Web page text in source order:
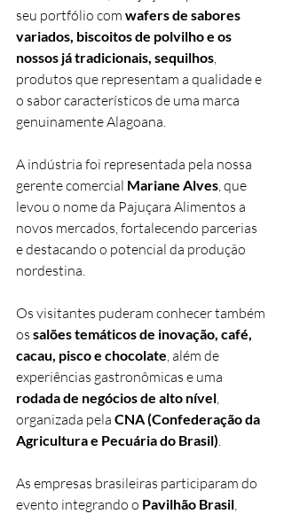
seu portfólio com wafers de sabores
variados, biscoitos de polvilho e os
nossos já tradicionais, sequilhos,
produtos que representam a qualidade e
o sabor característicos de uma marca
genuinamente Alagoana.
A indústria foi representada pela nossa
gerente comercial Mariane Alves, que
levou o nome da Pajuçara Alimentos a
novos mercados, fortalecendo parcerias
e destacando o potencial da produção
nordestina.
Os visitantes puderam conhecer também
os salões temáticos de inovação, café,
cacau, pisco e chocolate, além de
experiências gastronômicas e uma
rodada de negócios de alto nível,
organizada pela CNA (Confederação da
Agricultura e Pecuária do Brasil).
As empresas brasileiras participaram do
evento integrando o Pavilhão Brasil,